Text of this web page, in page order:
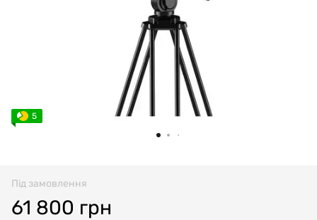
5
Під замовлення
61 800 грн